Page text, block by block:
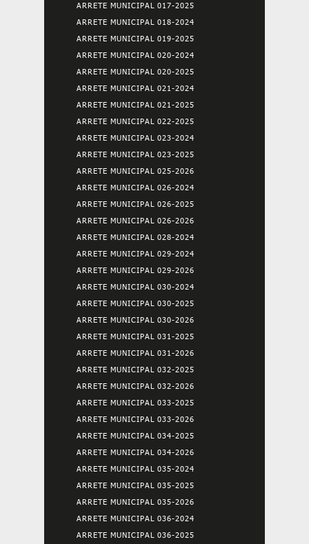
ARRETE MUNICIPAL 017-2025
ARRETE MUNICIPAL 018-2024
ARRETE MUNICIPAL 019-2025
ARRETE MUNICIPAL 020-2024
ARRETE MUNICIPAL 020-2025
ARRETE MUNICIPAL 021-2024
ARRETE MUNICIPAL 021-2025
ARRETE MUNICIPAL 022-2025
ARRETE MUNICIPAL 023-2024
ARRETE MUNICIPAL 023-2025
ARRETE MUNICIPAL 025-2026
ARRETE MUNICIPAL 026-2024
ARRETE MUNICIPAL 026-2025
ARRETE MUNICIPAL 026-2026
ARRETE MUNICIPAL 028-2024
ARRETE MUNICIPAL 029-2024
ARRETE MUNICIPAL 029-2026
ARRETE MUNICIPAL 030-2024
ARRETE MUNICIPAL 030-2025
ARRETE MUNICIPAL 030-2026
ARRETE MUNICIPAL 031-2025
ARRETE MUNICIPAL 031-2026
ARRETE MUNICIPAL 032-2025
ARRETE MUNICIPAL 032-2026
ARRETE MUNICIPAL 033-2025
ARRETE MUNICIPAL 033-2026
ARRETE MUNICIPAL 034-2025
ARRETE MUNICIPAL 034-2026
ARRETE MUNICIPAL 035-2024
ARRETE MUNICIPAL 035-2025
ARRETE MUNICIPAL 035-2026
ARRETE MUNICIPAL 036-2024
ARRETE MUNICIPAL 036-2025